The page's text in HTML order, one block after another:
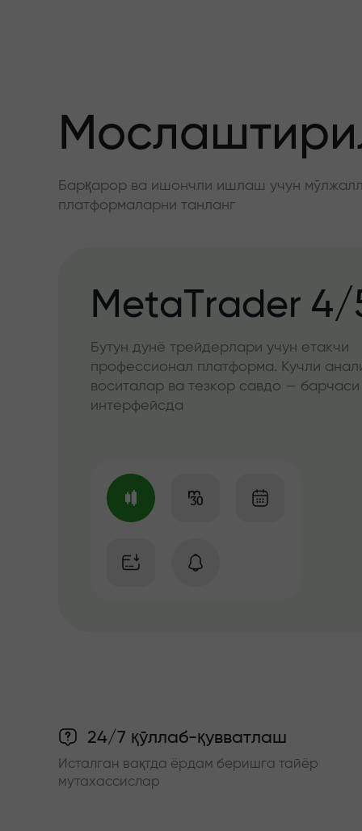
Барқарор ва ишончли ишлаш учун
платформаларни танланг
MetaTrader 4/
Бутун дунё трейдерлари учун етакчи
профессионал платформа. Кучли
воситалар ва тезкор савдо — барчаси
интерфейсда
24/7 қўллаб-қувватлаш
Исталган вақтда ёрдам беришга тайёр
мутахассислар